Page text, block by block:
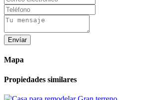
Envíar
Mapa
Propiedades similares